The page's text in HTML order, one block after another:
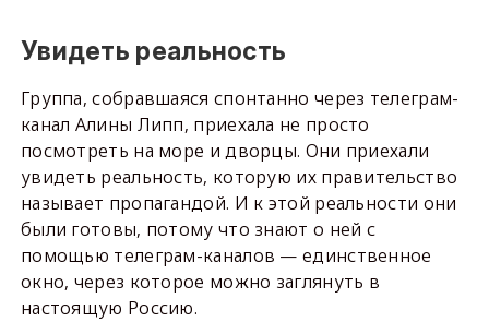
Увидеть реальность
Группа, собравшаяся спонтанно через телеграм-
канал Алины Липп, приехала не просто
посмотреть на море и дворцы. Они приехали
увидеть реальность, которую их правительство
называет пропагандой. И к этой реальности они
были готовы, потому что знают о ней с
помощью телеграм-каналов — единственное
окно, через которое можно заглянуть в
настоящую Россию.